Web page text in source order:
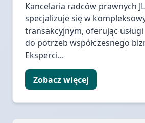
Kancelaria radców prawnych
specjalizuje się w
transakcyjnym, oferując
do potrzeb współczesnego
Eksperci...
Zobacz więcej